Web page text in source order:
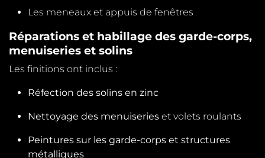
Les meneaux et appuis de fenêtres
Réparations et habillage des garde-corps,
menuiseries et solins
Les finitions ont inclus :
Réfection des solins en zinc
Nettoyage des menuiseries et volets roulants
Peintures sur les garde-corps et structures
métalliques